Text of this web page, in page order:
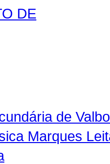
de
Marques